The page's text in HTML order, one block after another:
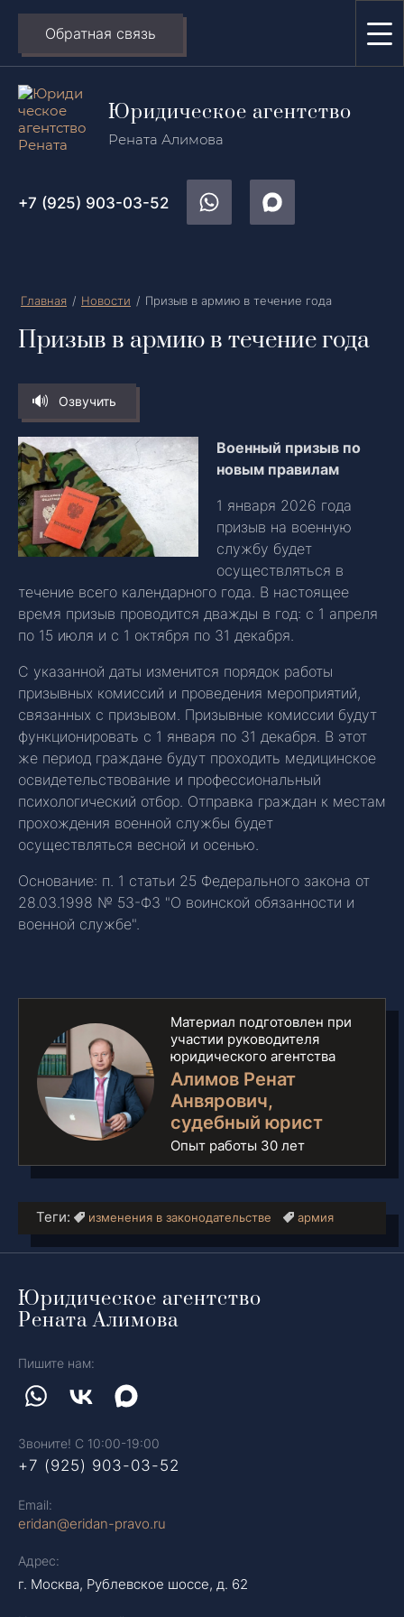
Обратная связь
Юридическое агентство
Рената Алимова
+7 (925) 903-03-52
Главная / Новости / Призыв в армию в течение года
Призыв в армию в течение года
Озвучить
Военный призыв по
новым правилам
1 января 2026 года
призыв на военную
службу будет
осуществляться в
течение всего календарного года. В настоящее
время призыв проводится дважды в год: с 1 апреля
по 15 июля и с 1 октября по 31 декабря.
С указанной даты изменится порядок работы
призывных комиссий и проведения мероприятий,
связанных с призывом. Призывные комиссии будут
функционировать с 1 января по 31 декабря. В этот
же период граждане будут проходить медицинское
освидетельствование и профессиональный
психологический отбор. Отправка граждан к местам
прохождения военной службы будет
осуществляться весной и осенью.
Основание: п. 1 статьи 25 Федерального закона от
28.03.1998 № 53-ФЗ "О воинской обязанности и
военной службе".
Материал подготовлен при
участии руководителя
юридического агентства
Алимов Ренат
Анвярович,
судебный юрист
Опыт работы 30 лет
Теги: изменения в законодательстве армия
Юридическое агентство
Рената Алимова
Пишите нам:
Звоните! С 10:00-19:00
+7 (925) 903-03-52
Email:
eridan@eridan-pravo.ru
Адрес:
г. Москва, Рублевское шоссе, д. 62